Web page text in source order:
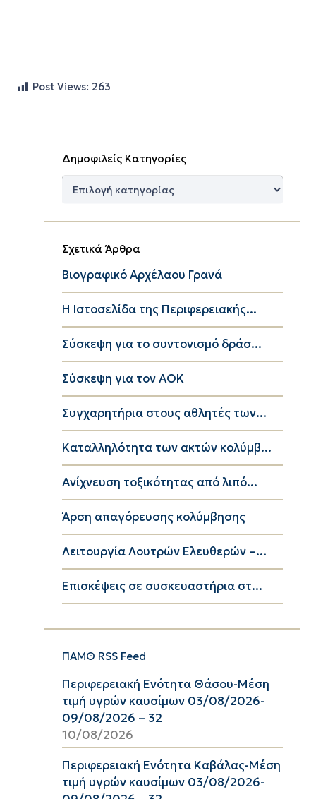
Post Views: 263
Δημοφιλείς Κατηγορίες
Δημοφιλείς
Σχετικά Άρθρα
Βιογραφικό Αρχέλαου Γρανά
Η Ιστοσελίδα της Περιφερειακής...
Σύσκεψη για το συντονισμό δράσ...
Σύσκεψη για τον ΑΟΚ
Συγχαρητήρια στους αθλητές των...
Καταλληλότητα των ακτών κολύμβ...
Ανίχνευση τοξικότητας από λιπό...
Άρση απαγόρευσης κολύμβησης
Λειτουργία Λουτρών Ελευθερών –...
Επισκέψεις σε συσκευαστήρια στ...
ΠΑΜΘ RSS Feed
Περιφερειακή Ενότητα Θάσου-Μέση
τιμή υγρών καυσίμων 03/08/2026-
09/08/2026 – 32
10/08/2026
Περιφερειακή Ενότητα Καβάλας-Μέση
τιμή υγρών καυσίμων 03/08/2026-